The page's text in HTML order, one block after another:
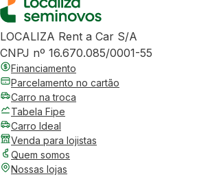
LOCALIZA Rent a Car S/A
CNPJ nº 16.670.085/0001-55
Financiamento
Parcelamento no cartão
Carro na troca
Tabela Fipe
Carro Ideal
Venda para lojistas
Quem somos
Nossas lojas